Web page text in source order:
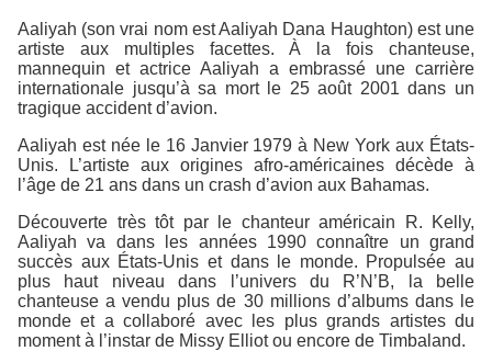
Aaliyah (son vrai nom est Aaliyah Dana Haughton) est une
artiste aux multiples facettes. À la fois chanteuse,
mannequin et actrice Aaliyah a embrassé une carrière
internationale jusqu’à sa mort le 25 août 2001 dans un
tragique accident d’avion.
Aaliyah est née le 16 Janvier 1979 à New York aux États-
Unis. L’artiste aux origines afro-américaines décède à
l’âge de 21 ans dans un crash d’avion aux Bahamas.
Découverte très tôt par le chanteur américain R. Kelly,
Aaliyah va dans les années 1990 connaître un grand
succès aux États-Unis et dans le monde. Propulsée au
plus haut niveau dans l’univers du R’N’B, la belle
chanteuse a vendu plus de 30 millions d’albums dans le
monde et a collaboré avec les plus grands artistes du
moment à l’instar de Missy Elliot ou encore de Timbaland.